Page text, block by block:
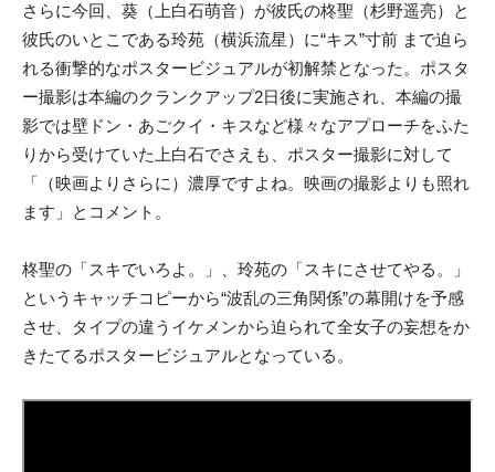
さらに今回、葵（上白石萌音）が彼氏の柊聖（杉野遥亮）と
彼氏のいとこである玲苑（横浜流星）に“キス”寸前 まで迫ら
れる衝撃的なポスタービジュアルが初解禁となった。ポスタ
ー撮影は本編のクランクアップ2日後に実施され、本編の撮
影では壁ドン・あごクイ・キスなど様々なアプローチをふた
りから受けていた上白石でさえも、ポスター撮影に対して
「（映画よりさらに）濃厚ですよね。映画の撮影よりも照れ
ます」とコメント。
柊聖の「スキでいろよ。」、玲苑の「スキにさせてやる。」
というキャッチコピーから“波乱の三角関係”の幕開けを予感
させ、タイプの違うイケメンから迫られて全女子の妄想をか
きたてるポスタービジュアルとなっている。